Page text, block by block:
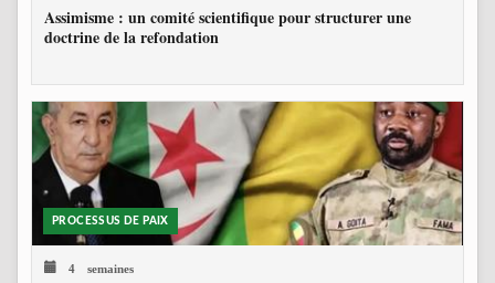
Assimisme : un comité scientifique pour structurer une
doctrine de la refondation
PROCESSUS DE PAIX
4 semaines